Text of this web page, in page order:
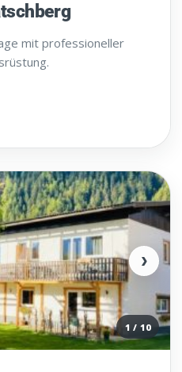
mit professioneller
›
1 / 10